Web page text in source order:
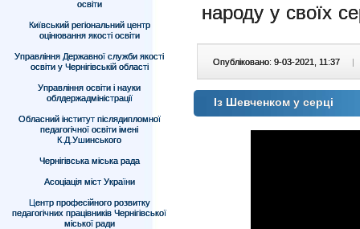
освіти
Київський регіональний центр
оцінювання якості освіти
Управління Державної служби якості
освіти у Чернігівській області
Управління освіти і науки
облдержадміністрації
Обласний інститут післядипломної
педагогічної освіти імені
К.Д.Ушинського
Чернігівська міська рада
Асоціація міст України
Центр професійного розвитку
педагогічних працівників Чернігівської
міської ради
народу у своїх
Опубліковано: 9-03-2021, 11:37 |
Із Шевченком у серці